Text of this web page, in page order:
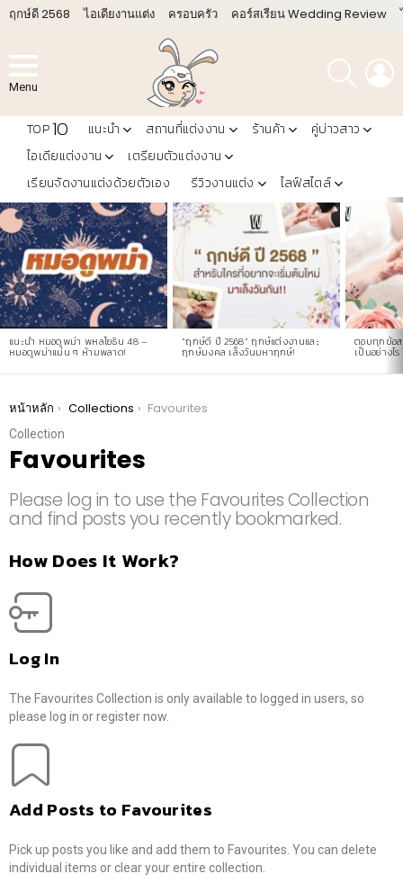
ฤกษ์ดี 2568 ไอเดียงานแต่ง ครอบครัว คอร์สเรียน Wedding Review
Menu
ค้นหา
TOP10 แนะนำ สถานที่แต่งงาน ร้านค้า
คู่บ่าวสาว
ไอเดียแต่งงาน
เตรียมตัวแต่งงาน
เรียนจัดงานแต่งด้วยตัวเอง
รีวิวงานแต่ง ไลฟ์สไตล์
LATEST
STORIES
แนะนำ หมอดูพม่า พหลโยธิน 48 –
หมอดูพม่าแม่น ๆ ห้ามพลาด!
“ฤกษ์ดี ปี 2568” ฤกษ์แต่งงานและ
ฤกษ์มงคล เล็งวันมหาฤกษ์!
ตอบทุกข้อส
เป็นอย่างไร
You are here:
หน้าหลัก Collections Favourites
Collection
Favourites
Please log in to use the Favourites Collection
and find posts you recently bookmarked.
How Does It Work?
Log In
The Favourites Collection is only available to logged in users, so
please log in or register now.
Add Posts to Favourites
Pick up posts you like and add them to Favourites. You can delete
individual items or clear your entire collection.